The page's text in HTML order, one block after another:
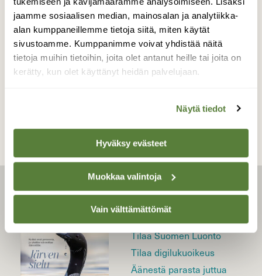
jaamme sosiaalisen median, mainosalan ja analytiikka-
alan kumppaneillemme tietoja siitä, miten käytät
sivustoamme. Kumppanimme voivat yhdistää näitä
tietoja muihin tietoihin, joita olet antanut heille tai joita on
kerätty, kun olet käyttänyt heidän palvelujaan.
Näytä tiedot
Hyväksy evästeet
Muokkaa valintoja
Vain välttämättömät
KASVIT
Koiranputki, vuohenputki vai
myrkkykeiso?
LEHTI
Tilaa Suomen Luonto
Tilaa digilukuoikeus
Äänestä parasta juttua